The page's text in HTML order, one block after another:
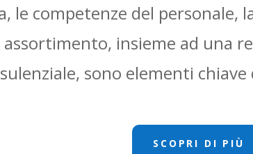
le competenze del personale,
insieme ad una
sono elementi
SCOPRI DI PIÙ